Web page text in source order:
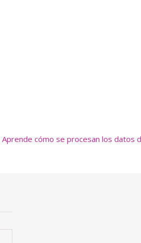
Aprende cómo se procesan los datos